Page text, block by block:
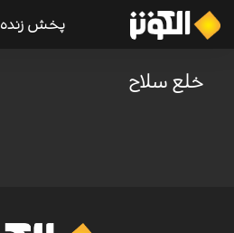
پخش زنده
خلع سلاح